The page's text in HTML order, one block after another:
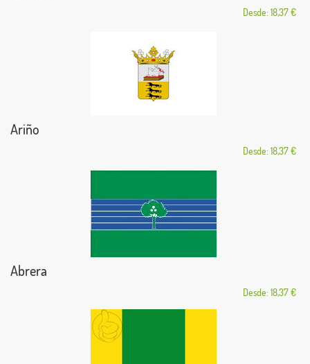
Desde: 18,37 €
Ariño
Desde: 18,37 €
Abrera
Desde: 18,37 €